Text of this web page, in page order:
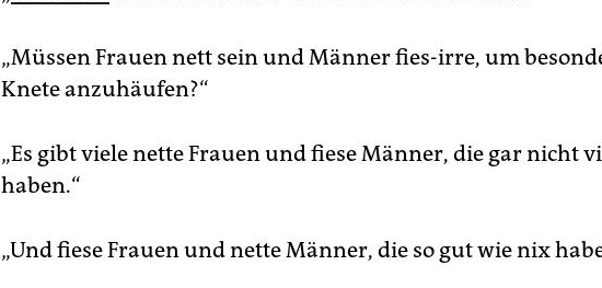
„Müssen Frauen nett sein und Männer fies-irre, um
Knete anzuhäufen?“
„Es gibt viele nette Frauen und fiese Männer, die gar nicht
haben.“
„Und fiese Frauen und nette Männer, die so gut wie nix